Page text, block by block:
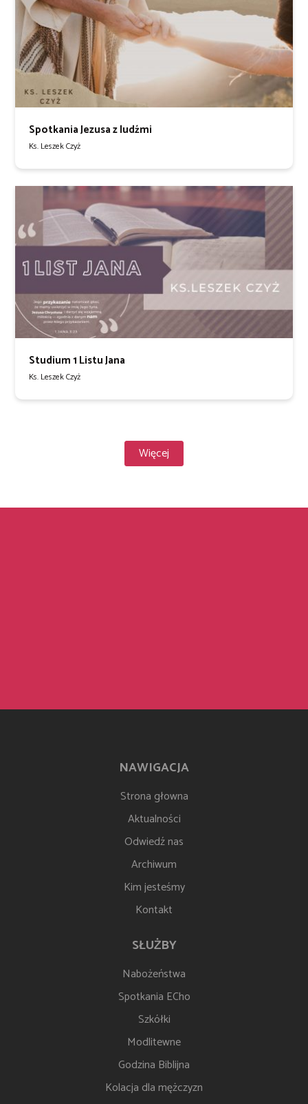
Spotkania Jezusa z ludźmi
Ks. Leszek Czyż
Studium 1 Listu Jana
Ks. Leszek Czyż
Więcej
NAWIGACJA
Strona głowna
Aktualności
Odwiedź nas
Archiwum
Kim jesteśmy
Kontakt
SŁUŻBY
Nabożeństwa
Spotkania ECho
Szkółki
Modlitewne
Godzina Biblijna
Kolacja dla mężczyzn